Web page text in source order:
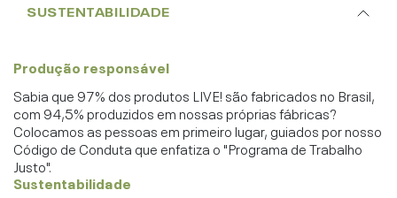
SUSTENTABILIDADE
Produção responsável
Sabia que 97% dos produtos LIVE! são fabricados no Brasil,
com 94,5% produzidos em nossas próprias fábricas?
Colocamos as pessoas em primeiro lugar, guiados por nosso
Código de Conduta que enfatiza o "Programa de Trabalho
Justo".
Sustentabilidade